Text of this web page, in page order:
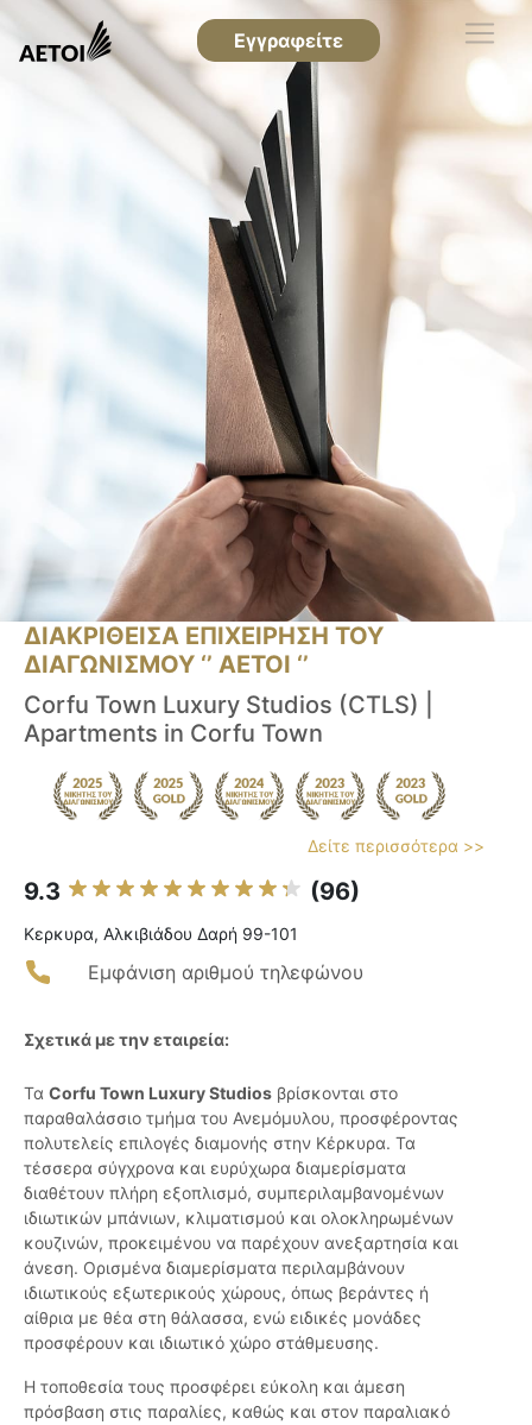
Εγγραφείτε
ΔΙΑΚΡΙΘΕΙΣΑ ΕΠΙΧΕΙΡΗΣΗ ΤΟΥ
ΔΙΑΓΩΝΙΣΜΟΥ ‘’ ΑΕΤΟΙ ‘’
Corfu Town Luxury Studios (CTLS) |
Apartments in Corfu Town
Δείτε περισσότερα >>
9.3 (96)
Κερκυρα, Αλκιβιάδου Δαρή 99-101
Εμφάνιση αριθμού τηλεφώνου
Σχετικά με την εταιρεία:
Τα Corfu Town Luxury Studios βρίσκονται στο
παραθαλάσσιο τμήμα του Ανεμόμυλου, προσφέροντας
πολυτελείς επιλογές διαμονής στην Κέρκυρα. Τα
τέσσερα σύγχρονα και ευρύχωρα διαμερίσματα
διαθέτουν πλήρη εξοπλισμό, συμπεριλαμβανομένων
ιδιωτικών μπάνιων, κλιματισμού και ολοκληρωμένων
κουζινών, προκειμένου να παρέχουν ανεξαρτησία και
άνεση. Ορισμένα διαμερίσματα περιλαμβάνουν
ιδιωτικούς εξωτερικούς χώρους, όπως βεράντες ή
αίθρια με θέα στη θάλασσα, ενώ ειδικές μονάδες
προσφέρουν και ιδιωτικό χώρο στάθμευσης.
Η τοποθεσία τους προσφέρει εύκολη και άμεση
πρόσβαση στις παραλίες, καθώς και στον παραλιακό